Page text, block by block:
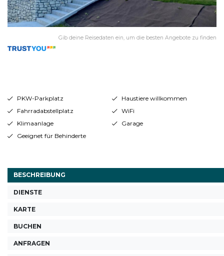
Gib deine Reisedaten ein, um die besten Angebote zu finden
PKW-Parkplatz
Haustiere willkommen
Fahrradabstellplatz
WiFi
Klimaanlage
Garage
Geeignet für Behinderte
BESCHREIBUNG
DIENSTE
KARTE
BUCHEN
ANFRAGEN